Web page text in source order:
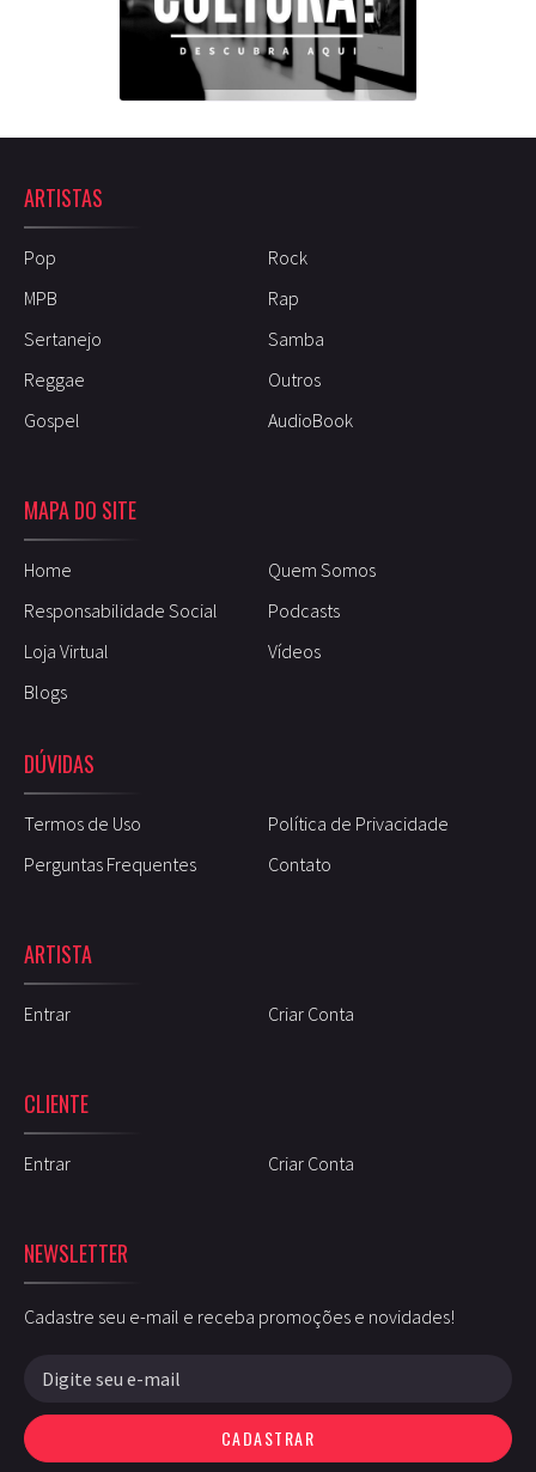
ARTISTAS
Pop
Rock
MPB
Rap
Sertanejo
Samba
Reggae
Outros
Gospel
AudioBook
MAPA DO SITE
Home
Quem Somos
Responsabilidade Social
Podcasts
Loja Virtual
Vídeos
Blogs
DÚVIDAS
Termos de Uso
Política de Privacidade
Perguntas Frequentes
Contato
ARTISTA
Entrar Criar Conta
CLIENTE
Entrar Criar Conta
NEWSLETTER
Cadastre seu e-mail e receba promoções e novidades!
CADASTRAR